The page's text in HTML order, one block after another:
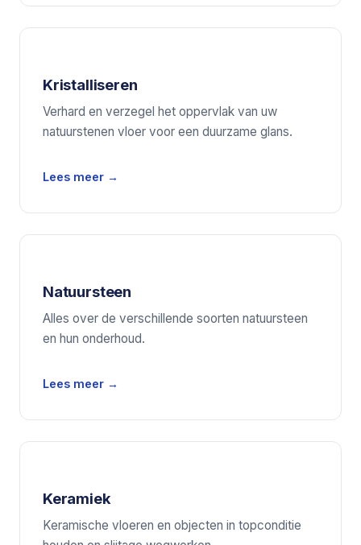
Kristalliseren
Verhard en verzegel het oppervlak van uw
natuurstenen vloer voor een duurzame glans.
Lees meer →
Natuursteen
Alles over de verschillende soorten natuursteen
en hun onderhoud.
Lees meer →
Keramiek
Keramische vloeren en objecten in topconditie